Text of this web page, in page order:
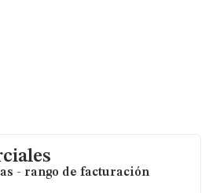
- rango de facturación